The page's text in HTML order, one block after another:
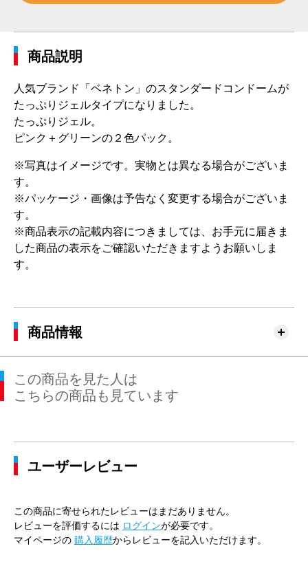
商品説明
人気ブランド「ベネトン」のスタンダードコンドームが
たっぷりジェルタイプになりました。
たっぷりジェル。
ピンク＋グリーンの２色パック。
※写真はイメージです。実物とは異なる場合がございま
す。
※パッケージ・画像は予告なく変更する場合がございま
す。
※商品表示の記載内容につきましては、お手元に届きま
した商品の表示をご確認いただきますようお願いしま
す。
商品情報
この商品を見た人は
こちらの商品も見ています
ユーザーレビュー
この商品に寄せられたレビューはまだありません。
レビューを評価するには ログインが必要です。
マイページの 購入履歴からレビューを記入いただけます。